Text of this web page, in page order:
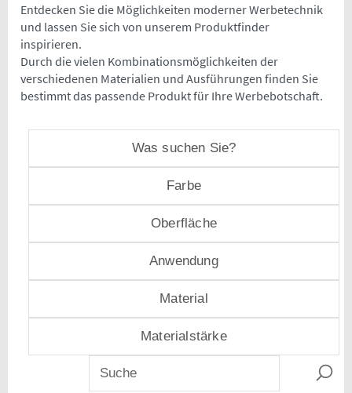
Entdecken Sie die Möglichkeiten moderner Werbetechnik
und lassen Sie sich von unserem Produktfinder
inspirieren.
Durch die vielen Kombinationsmöglichkeiten der
verschiedenen Materialien und Ausführungen finden Sie
bestimmt das passende Produkt für Ihre Werbebotschaft.
Was suchen Sie?
Farbe
Oberfläche
Anwendung
Material
Materialstärke